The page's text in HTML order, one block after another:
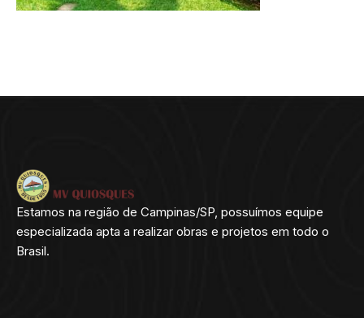
Estamos na região de Campinas/SP, possuímos equipe
especializada apta a realizar obras e projetos em todo o
Brasil.